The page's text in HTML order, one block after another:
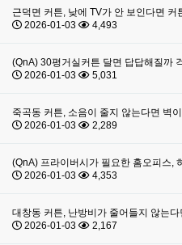
근덕면 커튼, 낮에 TV가 안 보인다면
2026-01-03
4,493
(QnA) 30평거실커튼 달면 답답해질까
2026-01-03
5,031
죽곡동 커튼, 소음이 줄지 않는다면 벽
2026-01-03
2,289
(QnA) 프라이버시가 필요한 홈오피스,
2026-01-03
4,353
대창동 커튼, 난방비가 줄어들지 않는
2026-01-03
2,167